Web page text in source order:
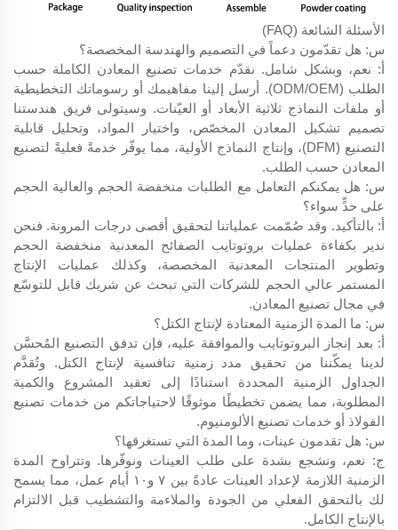
الأسئلة الشائعة (FAQ)
س: هل تقدّمون دعماً في التصميم والهندسة المخصصة؟
أ: نعم، وبشكل شامل. نقدّم خدمات تصنيع المعادن الكاملة حسب
الطلب (ODM/OEM). أرسل إلينا مفاهيمك أو رسوماتك التخطيطية
أو ملفات النماذج ثلاثية الأبعاد أو العيّنات. وسيتولى فريق هندستنا
تصميم تشكيل المعادن المخصّص، واختيار المواد، وتحليل قابلية
التصنيع (DFM)، وإنتاج النماذج الأولية، مما يوفّر خدمةً فعليةً لتصنيع
المعادن حسب الطلب.
س: هل يمكنكم التعامل مع الطلبات منخفضة الحجم والعالية الحجم
على حدٍّ سواء؟
أ: بالتأكيد. وقد صُمّمت عملياتنا لتحقيق أقصى درجات المرونة. فنحن
ندير بكفاءة عمليات بروتوتايب الصفائح المعدنية منخفضة الحجم
وتطوير المنتجات المعدنية المخصصة، وكذلك عمليات الإنتاج
المستمر عالي الحجم للشركات التي تبحث عن شريك قابل للتوسّع
في مجال تصنيع المعادن.
س: ما المدة الزمنية المعتادة لإنتاج الكتل؟
أ: بعد إنجاز البروتوتايب والموافقة عليه، فإن تدفق التصنيع المُحسَّن
لدينا يمكّننا من تحقيق مدد زمنية تنافسية لإنتاج الكتل. وتُقدَّم
الجداول الزمنية المحددة استنادًا إلى تعقيد المشروع والكمية
المطلوبة، مما يضمن تخطيطًا موثوقًا لاحتياجاتكم من خدمات تصنيع
الفولاذ أو خدمات تصنيع الألومنيوم.
س: هل تقدمون عينات، وما المدة التي تستغرقها؟
ج: نعم، ونشجع بشدة على طلب العينات ونوفّرها. وتتراوح المدة
الزمنية اللازمة لإعداد العينات عادةً بين ٧ و١٠ أيام عمل، مما يسمح
لك بالتحقق الفعلي من الجودة والملاءمة والتشطيب قبل الالتزام
بالإنتاج الكامل.